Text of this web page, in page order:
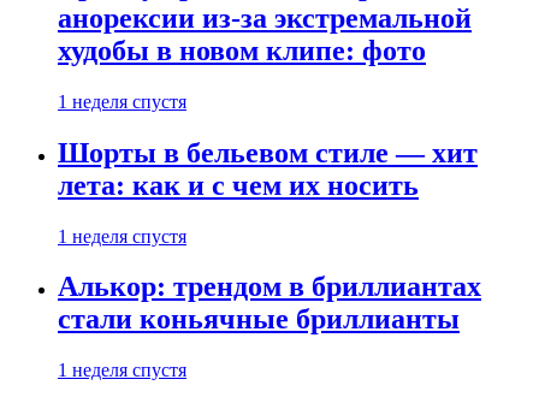
анорексии из-за экстремальной
худобы в новом клипе: фото
1 неделя спустя
Шорты в бельевом стиле — хит
лета: как и с чем их носить
1 неделя спустя
Алькор: трендом в бриллиантах
стали коньячные бриллианты
1 неделя спустя